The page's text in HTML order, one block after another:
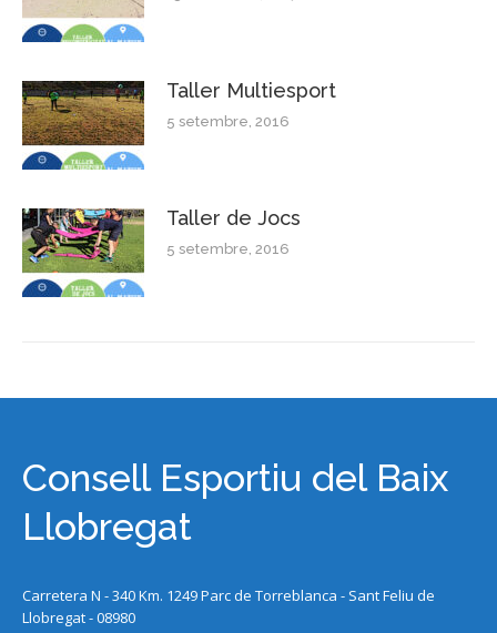
Taller Multiesport
5 setembre, 2016
Taller de Jocs
5 setembre, 2016
Consell Esportiu del Baix
Llobregat
Carretera N - 340 Km. 1249 Parc de Torreblanca - Sant Feliu de
Llobregat - 08980